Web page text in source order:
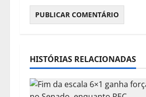
HISTÓRIAS RELACIONADAS